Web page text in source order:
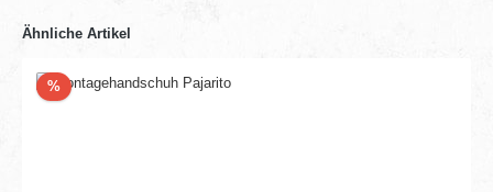
Ähnliche Artikel
%Rabatt